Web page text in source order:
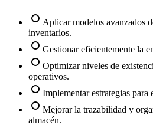
Aplicar modelos avanzados
inventarios.
Gestionar eficientemente la
Optimizar niveles de
operativos.
Implementar estrategias para
Mejorar la trazabilidad y
almacén.